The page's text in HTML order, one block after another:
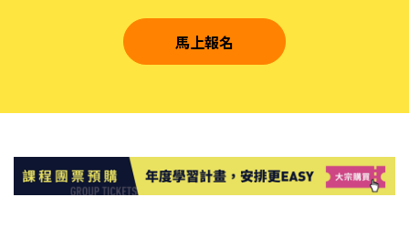
馬上報名